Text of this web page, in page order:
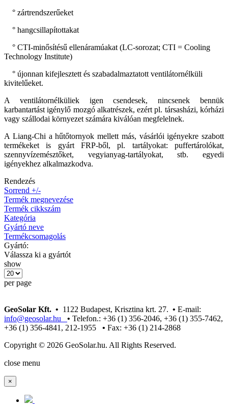
° zártrendszerűeket
° hangcsillapítottakat
° CTI-minősítésű ellenáramúakat (LC-sorozat; CTI = Cooling
Technology Institute)
° újonnan kifejlesztett és szabadalmaztatott ventilátornélküli
kivitelűeket.
A ventilátornélküliek igen csendesek, nincsenek bennük
karbantartást igénylő mozgó alkatrészek, ezért pl. társasházi, kórházi
vagy szállodai környezet számára kiválóan megfelelnek.
A Liang-Chi a hűtőtornyok mellett más, vásárlói igényekre szabott
termékeket is gyárt FRP-ből, pl. tartályokat: puffertárolókat,
szennyvízemésztőket, vegyianyag-tartályokat, stb. egyedi
igényekhez alkalmazkodva.
Rendezés
Sorrend +/-
Termék megnevezése
Termék cikkszám
Kategória
Gyártó neve
Termékcsomagolás
Gyártó:
Válassza ki a gyártót
show
per page
GeoSolar Kft. • 1122 Budapest, Krisztina krt. 27. • E-mail:
info@geosolar.hu • Telefon.: +36 (1) 356-2046, +36 (1) 355-7462,
+36 (1) 356-4841, 212-1955 • Fax: +36 (1) 214-2868
Copyright © 2026 GeoSolar.hu. All Rights Reserved.
close menu
×